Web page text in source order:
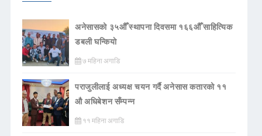
अनेसासको ३५औँ स्थापना दिवसमा १६६औँ साहित्यिक
डबली घन्कियाे
७ महिना अगाडि
पराजुलीलाई अध्यक्ष चयन गर्दै अनेसास कतारको ११
औ अधिबेशन सँम्पन्न
११ महिना अगाडि